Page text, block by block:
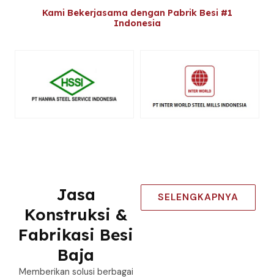
Kami Bekerjasama dengan Pabrik Besi #1
Indonesia
Jasa
Konstruksi &
Fabrikasi Besi
Baja
Memberikan solusi berbagai
SELENGKAPNYA